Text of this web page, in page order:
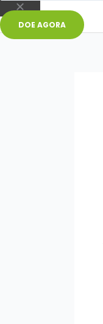
DOE AGORA